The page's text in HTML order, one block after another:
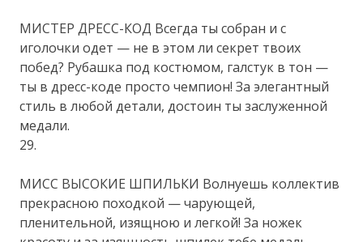
МИСТЕР ДРЕСС-КОД Всегда ты собран и с
иголочки одет — не в этом ли секрет твоих
побед? Рубашка под костюмом, галстук в тон —
ты в дресс-коде просто чемпион! За элегантный
стиль в любой детали, достоин ты заслуженной
медали.
29.
МИСС ВЫСОКИЕ ШПИЛЬКИ Волнуешь коллектив
прекрасною походкой — чарующей,
пленительной, изящною и легкой! За ножек